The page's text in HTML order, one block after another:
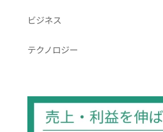
ビジネス
テクノロジー